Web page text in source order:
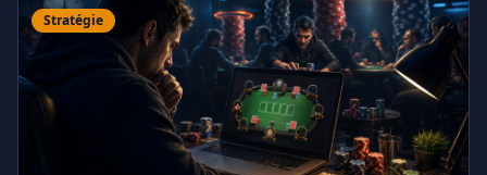
Stratégie